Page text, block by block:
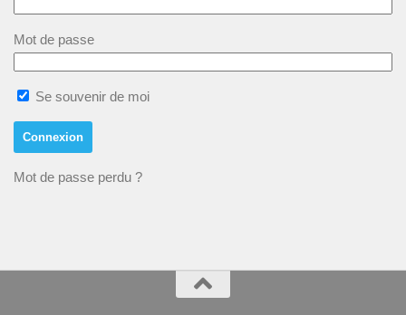
Mot de passe
Se souvenir de moi
Mot de passe perdu ?